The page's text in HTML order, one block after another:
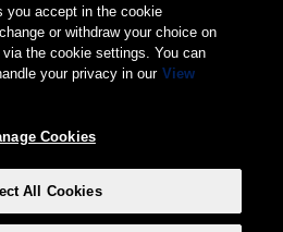
you accept in the cookie
or withdraw your choice on
the cookie settings. You can
your privacy in our View
Cookies
All Cookies